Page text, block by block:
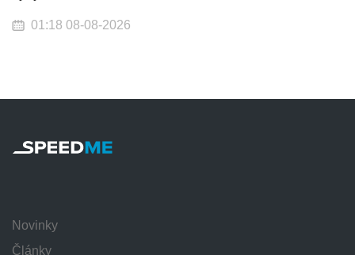
01:18 08-08-2026
Novinky
Články